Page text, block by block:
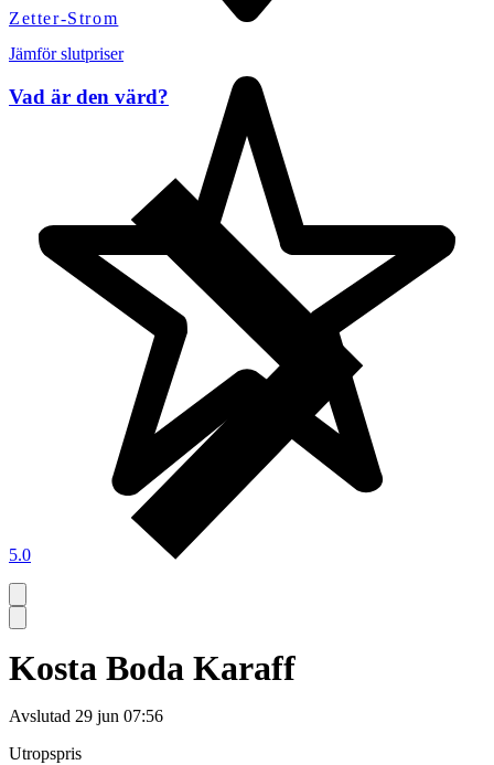
Zetter-Strom
5.0
Kosta Boda Karaff
Avslutad 29 jun 07:56
Utropspris
Jämför slutpriser
Vad är den värd?